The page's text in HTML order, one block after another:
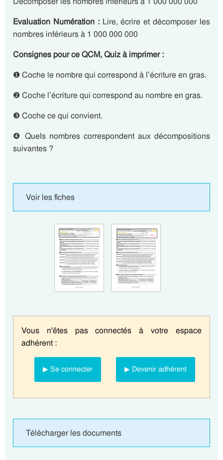
Evaluation Numération : Lire, écrire et décomposer les
nombres inférieurs à 1 000 000 000
Consignes pour ce QCM, Quiz à imprimer :
❶ Coche le nombre qui correspond à l’écriture en gras.
❷ Coche l’écriture qui correspond au nombre en gras.
❸ Coche ce qui convient.
❹ Quels nombres correspondent aux décompositions
suivantes ?
Voir les fiches
Vous n'êtes pas connectés à votre espace
adhérent :
▶ Se connecter ▶ Devenir adhérent
Télécharger les documents